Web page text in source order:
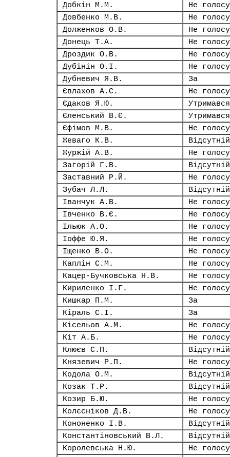
Добкін М.М.
Не
Довбенко М.В.
Не
Долженков О.В.
Не
Донець Т.А.
Не
Дроздик О.В.
Не
Дубінін О.І.
Не
Дубневич Я.В.
За
Євлахов А.С.
Не
Єдаков Я.Ю.
Утримався
Єленський В.Є.
Утримався
Єфімов М.В.
Не
Жеваго К.В.
Відсутній
Журжій А.В.
Не
Загорій Г.В.
Відсутній
Заставний Р.Й.
Не
Зубач Л.Л.
Відсутній
Іванчук А.В.
Не
Івченко В.Є.
Не
Ільюк А.О.
Не
Іоффе Ю.Я.
Не
Іщенко В.О.
Не
Каплін С.М.
Не
Кацер-Бучковська Н.В.
Не
Кириленко І.Г.
Не
Кишкар П.М.
За
Кіраль С.І.
За
Кісельов А.М.
Не
Кіт А.Б.
Не
Клюєв С.П.
Відсутній
Князевич Р.П.
Не
Кодола О.М.
Відсутній
Козак Т.Р.
Відсутній
Козир Б.Ю.
Не
Колєсніков Д.В.
Не
Кононенко І.В.
Відсутній
Константіновський В.Л.
Відсутній
Королевська Н.Ю.
Не